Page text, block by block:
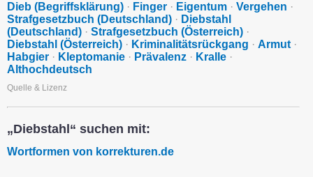
Dieb (Begriffsklärung) · Finger · Eigentum · Vergehen ·
Strafgesetzbuch (Deutschland) · Diebstahl
(Deutschland) · Strafgesetzbuch (Österreich) ·
Diebstahl (Österreich) · Kriminalitätsrückgang · Armut ·
Habgier · Kleptomanie · Prävalenz · Kralle ·
Althochdeutsch
Quelle & Lizenz
„Diebstahl“ suchen mit:
Wortformen von korrekturen.de